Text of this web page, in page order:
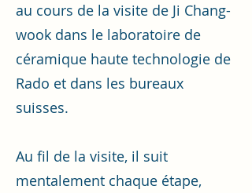
au cours de la visite de Ji Chang-
wook dans le laboratoire de
céramique haute technologie de
Rado et dans les bureaux
suisses.
Au fil de la visite, il suit
mentalement chaque étape,